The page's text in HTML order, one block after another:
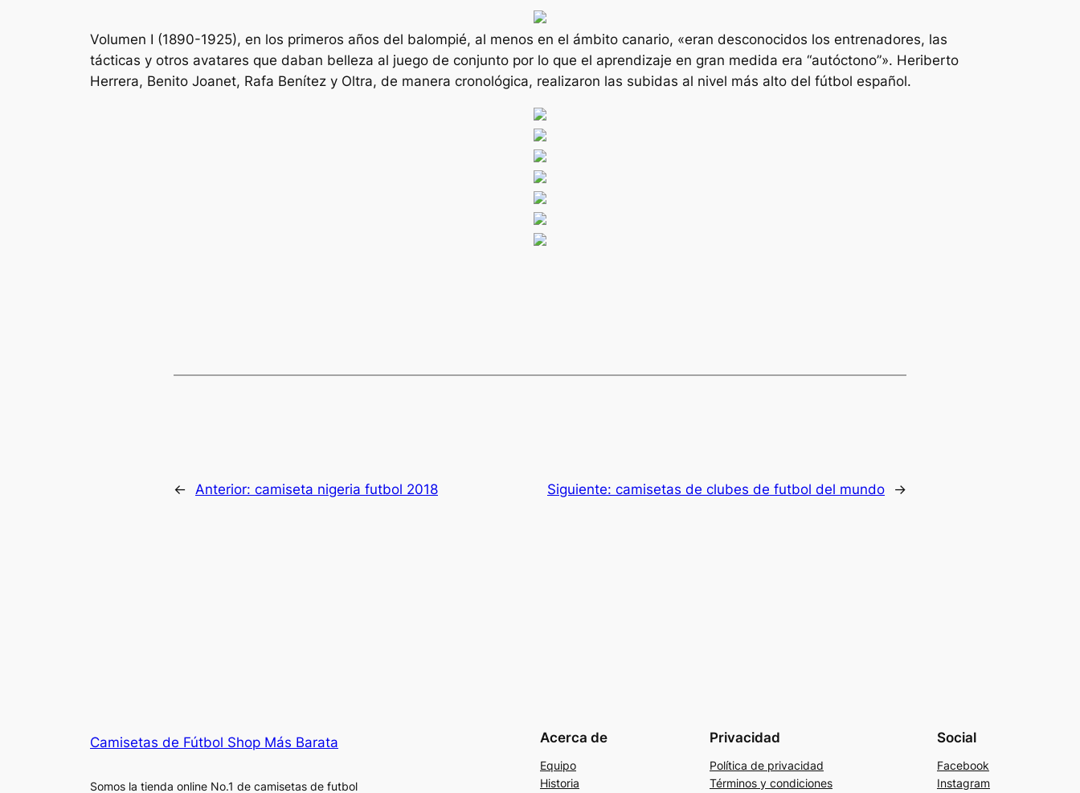
Volumen I (1890-1925), en los primeros años del balompié, al menos en el ámbito canario, «eran desconocidos los entrenadores, las
tácticas y otros avatares que daban belleza al juego de conjunto por lo que el aprendizaje en gran medida era “autóctono”». Heriberto
Herrera, Benito Joanet, Rafa Benítez y Oltra, de manera cronológica, realizaron las subidas al nivel más alto del fútbol español.
← Anterior: camiseta nigeria futbol 2018 Siguiente: camisetas de clubes de futbol del mundo →
Camisetas de Fútbol Shop Más Barata
Somos la tienda online No.1 de camisetas de futbol
Acerca de
Equipo
Historia
Privacidad
Política de privacidad
Términos y condiciones
Social
Facebook
Instagram